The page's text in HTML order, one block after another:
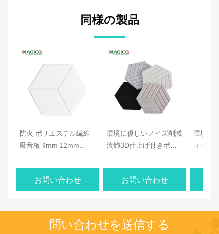
同様の製品
防火 ポリエステル繊維
吸音板 9mm 12mm
お問い合わせ
環境に優しいノイズ削減
装飾3D仕上げ付きポリ
お問い合わせ
環境に
ィック
ネル
問い合わせを送信する